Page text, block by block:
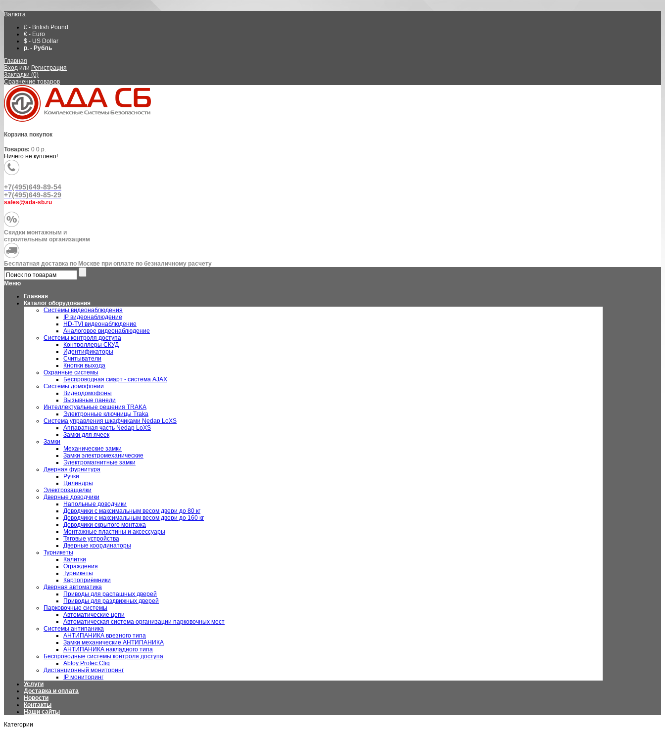
Валюта
£ - British Pound
€ - Euro
$ - US Dollar
р. - Рубль
Главная
Вход или Регистрация
Закладки (0)
Сравнение товаров
Корзина покупок
Товаров: 0 0 р.
Ничего не куплено!
+7(495)649-89-54
+7(495)649-85-29
sales@ada-sb.ru
Скидки монтажным и
строительным организациям
Бесплатная доставка по Москве при оплате по безналичному расчету
Меню
Главная
Каталог оборудования
Системы видеонаблюдения
IP видеонаблюдение
HD-TVI видеонаблюдение
Аналоговое видеонаблюдение
Системы контроля доступа
Контроллеры СКУД
Идентификаторы
Считыватели
Кнопки выхода
Охранные системы
Беспроводная смарт - система AJAX
Системы домофонии
Видеодомофоны
Вызывные панели
Интеллектуальные решения TRAKA
Электронные ключницы Traka
Система управления шкафчиками Nedap LoXS
Аппаратная часть Nedap LoXS
Замки для ячеек
Замки
Механические замки
Замки электромеханические
Электромагнитные замки
Дверная фурнитура
Ручки
Цилиндры
Электрозащелки
Дверные доводчики
Напольные доводчики
Доводчики с максимальным весом двери до 80 кг
Доводчики с максимальным весом двери до 160 кг
Доводчики скрытого монтажа
Монтажные пластины и аксессуары
Тяговые устройства
Дверные координаторы
Турникеты
Калитки
Ограждения
Турникеты
Картоприёмники
Дверная автоматика
Приводы для распашных дверей
Приводы для раздвижных дверей
Парковочные системы
Автоматические цепи
Автоматическая система организации парковочных мест
Системы антипаника
АНТИПАНИКА врезного типа
Замки механические АНТИПАНИКА
АНТИПАНИКА накладного типа
Беспроводные системы контроля доступа
Abloy Protec Cliq
Дистанционный мониторинг
IP мониторинг
Услуги
Доставка и оплата
Новости
Контакты
Наши сайты
Категории